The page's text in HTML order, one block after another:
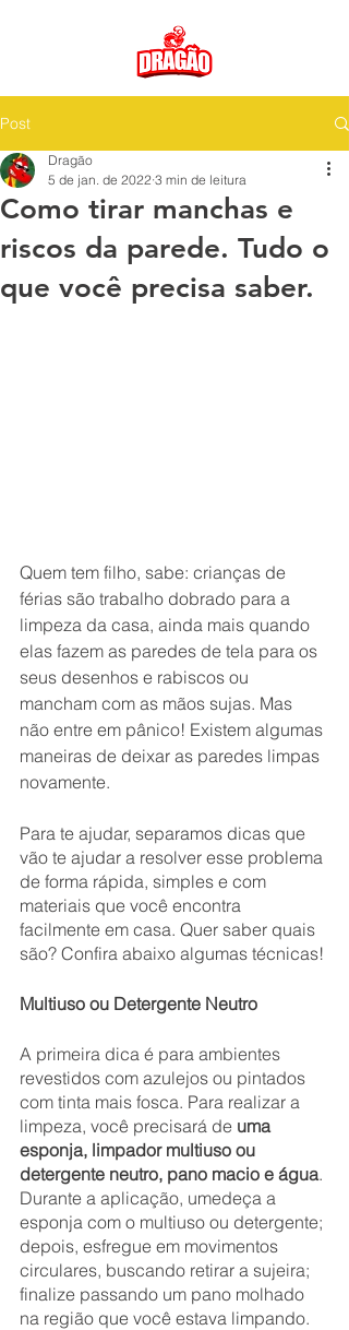
Post
Como tirar manchas e
riscos da parede. Tudo o
que você precisa saber.
Dragão
5 de jan. de 2022 3 min de leitura
Quem tem filho, sabe: crianças de
férias são trabalho dobrado para a
limpeza da casa, ainda mais quando
elas fazem as paredes de tela para os
seus desenhos e rabiscos ou
mancham com as mãos sujas. Mas
não entre em pânico! Existem algumas
maneiras de deixar as paredes limpas
novamente.
Para te ajudar, separamos dicas que
vão te ajudar a resolver esse problema
de forma rápida, simples e com
materiais que você encontra
facilmente em casa. Quer saber quais
são? Confira abaixo algumas técnicas!
Multiuso ou Detergente Neutro
A primeira dica é para ambientes
revestidos com azulejos ou pintados
com tinta mais fosca. Para realizar a
limpeza, você precisará de uma
esponja, limpador multiuso ou
detergente neutro, pano macio e água.
Durante a aplicação, umedeça a
esponja com o multiuso ou detergente;
depois, esfregue em movimentos
circulares, buscando retirar a sujeira;
finalize passando um pano molhado
na região que você estava limpando.